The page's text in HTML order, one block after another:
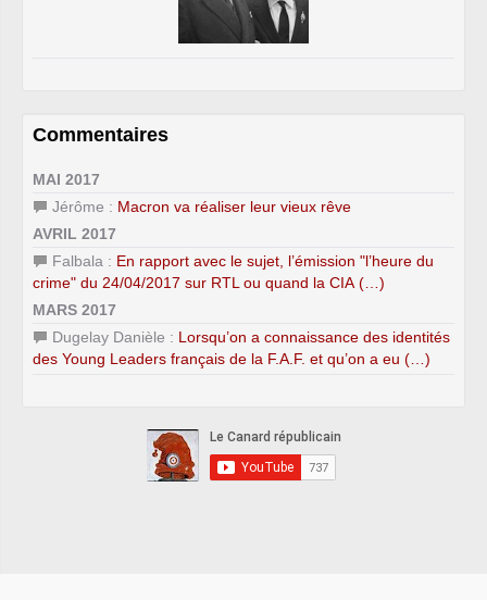
Commentaires
MAI 2017
Jérôme : Macron va réaliser leur vieux rêve
AVRIL 2017
Falbala : En rapport avec le sujet, l’émission "l’heure du
crime" du 24/04/2017 sur RTL ou quand la CIA (…)
MARS 2017
Dugelay Danièle : Lorsqu’on a connaissance des identités
des Young Leaders français de la F.A.F. et qu’on a eu (…)